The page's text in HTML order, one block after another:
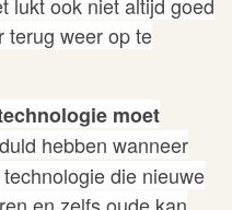
lukt ook niet altijd goed
terug weer op te
moet
hebben wanneer
die nieuwe